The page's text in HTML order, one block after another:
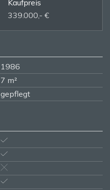
Kaufpreis
339.000,- €
1986
7 m²
gepflegt